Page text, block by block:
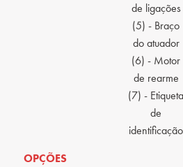
de ligações
(5) - Braço
do atuador
(6) - Motor
de rearme
(7) - Etiqueta
de
identificação
OPÇÕES